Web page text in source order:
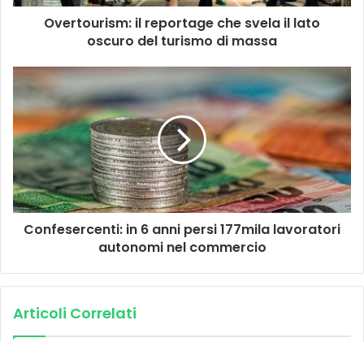
Overtourism: il reportage che svela il lato
oscuro del turismo di massa
Confesercenti: in 6 anni persi 177mila lavoratori
autonomi nel commercio
Articoli Correlati